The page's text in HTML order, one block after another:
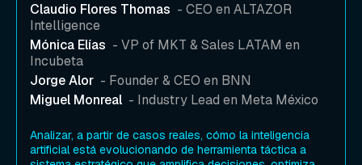
Claudio Flores Thomas - CEO en ALTAZOR
Intelligence
Mónica Elías - VP of MKT & Sales LATAM en
Incubeta
Jorge Alor - Founder & CEO en BNN
Miguel Monreal - Industry Lead en Meta México
Analizar, a partir de casos reales, cómo la inteligencia
artificial está evolucionando de herramienta táctica a